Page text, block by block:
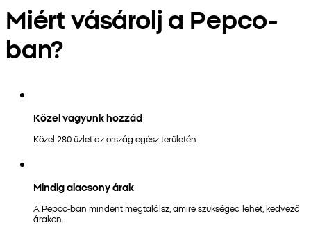
Miért vásárolj a Pepco-
ban?
Közel vagyunk hozzád
Közel 280 üzlet az ország egész területén.
Mindig alacsony árak
A Pepco-ban mindent megtalálsz, amire szükséged lehet, kedvező
árakon.